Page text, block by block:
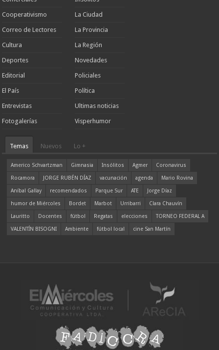
Cooperativismo
Correo de Lectores
Cultura
Deportes
Editorial
El País
Entrevistas
Fotogalerías
La Ciudad
La Provincia
La Región
Novedades
Policiales
Política
Ultimas noticias
Visperhumor
Temas Nuevos Lo +
Americo Schvartzman Gimnasia Insólitos Agmer
Coronavirus
Rocamora
JORGE RUBÉN DÍAZ vacunación agenda
Mario Rovina
Aníbal Gallay
recomendados Parque Sur ATE
Jorge Díaz
humor de Miércoles
Bordet Marbot Urribarri
Clara Chauvín
Lauritto
Docentes fútbol Regatas elecciones
TORNEO FEDERAL A
VALENTÍN BISOGNI
Ambiente fútbol local cine San Martín